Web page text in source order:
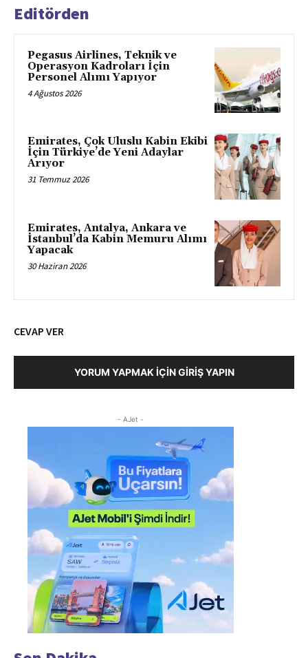
Editörden
Pegasus Airlines, Teknik ve
Operasyon Kadroları İçin
Personel Alımı Yapıyor
4 Ağustos 2026
Emirates, Çok Uluslu Kabin Ekibi
İçin Türkiye’de Yeni Adaylar
Arıyor
31 Temmuz 2026
Emirates, Antalya, Ankara ve
İstanbul’da Kabin Memuru Alımı
Yapacak
30 Haziran 2026
CEVAP VER
YORUM YAPMAK İÇIN GIRIŞ YAPIN
- AJet -